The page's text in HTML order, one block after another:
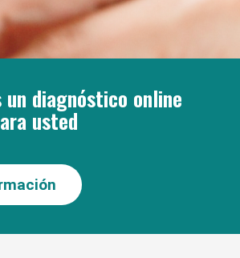
un diagnóstico online
usted